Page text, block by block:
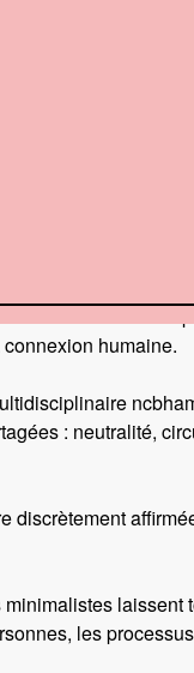
humaine.
: neutralité,
discrètement
laissent
les